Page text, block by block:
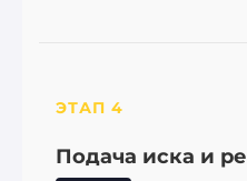
ЭТАП 4
Подача иска и